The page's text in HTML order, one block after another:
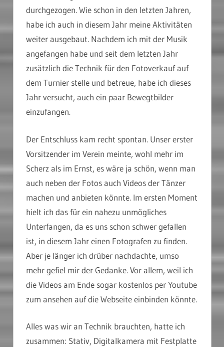
durchgezogen. Wie schon in den letzten Jahren,
habe ich auch in diesem Jahr meine Aktivitäten
weiter ausgebaut. Nachdem ich mit der Musik
angefangen habe und seit dem letzten Jahr
zusätzlich die Technik für den Fotoverkauf auf
dem Turnier stelle und betreue, habe ich dieses
Jahr versucht, auch ein paar Bewegtbilder
einzufangen.
Der Entschluss kam recht spontan. Unser erster
Vorsitzender im Verein meinte, wohl mehr im
Scherz als im Ernst, es wäre ja schön, wenn man
auch neben der Fotos auch Videos der Tänzer
machen und anbieten könnte. Im ersten Moment
hielt ich das für ein nahezu unmögliches
Unterfangen, da es uns schon schwer gefallen
ist, in diesem Jahr einen Fotografen zu finden.
Aber je länger ich drüber nachdachte, umso
mehr gefiel mir der Gedanke. Vor allem, weil ich
die Videos am Ende sogar kostenlos per Youtube
zum ansehen auf die Webseite einbinden könnte.
Alles was wir an Technik brauchten, hatte ich
zusammen: Stativ, Digitalkamera mit Festplatte